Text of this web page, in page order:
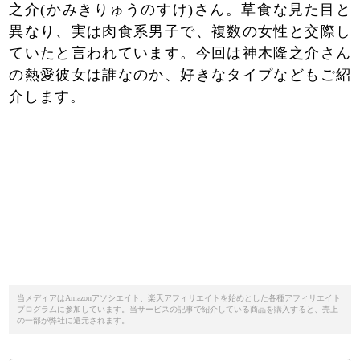
之介(かみきりゅうのすけ)さん。草食な見た目と
異なり、実は肉食系男子で、複数の女性と交際し
ていたと言われています。今回は神木隆之介さん
の熱愛彼女は誰なのか、好きなタイプなどもご紹
介します。
当メディアはAmazonアソシエイト、楽天アフィリエイトを始めとした各種アフィリエイト
プログラムに参加しています。当サービスの記事で紹介している商品を購入すると、売上
の一部が弊社に還元されます。